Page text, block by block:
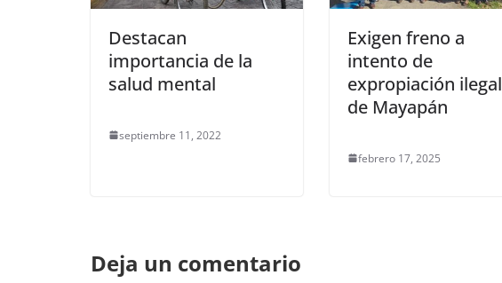
Destacan
importancia de la
salud mental
septiembre 11, 2022
Exigen freno a
intento de
expropiación ilegal
de Mayapán
febrero 17, 2025
Deja un comentario